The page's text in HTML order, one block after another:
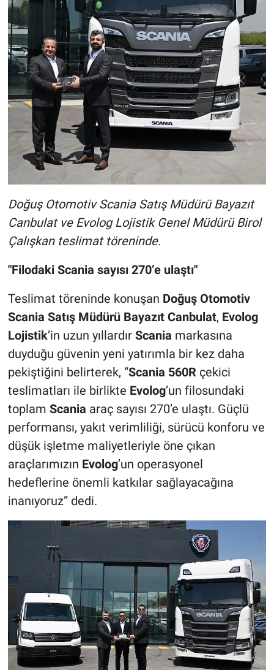
Doğuş Otomotiv Scania Satış Müdürü Bayazıt
Canbulat ve Evolog Lojistik Genel Müdürü Birol
Çalışkan teslimat töreninde.
"Filodaki Scania sayısı 270’e ulaştı"
Teslimat töreninde konuşan Doğuş Otomotiv
Scania Satış Müdürü Bayazıt Canbulat, Evolog
Lojistik’in uzun yıllardır Scania markasına
duyduğu güvenin yeni yatırımla bir kez daha
pekiştiğini belirterek, “Scania 560Rçekici
teslimatları ile birlikte Evolog’un filosundaki
toplam Scania araç sayısı 270’e ulaştı. Güçlü
performansı, yakıt verimliliği, sürücü konforu ve
düşük işletme maliyetleriyle öne çıkan
araçlarımızın Evolog’un operasyonel
hedeflerine önemli katkılar sağlayacağına
inanıyoruz” dedi.